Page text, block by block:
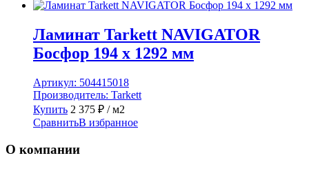
Ламинат Tarkett NAVIGATOR
Босфор 194 x 1292 мм
Артикул: 504415018
Производитель: Tarkett
Купить 2 375 ₽ / м2
СравнитьВ избранное
О компании